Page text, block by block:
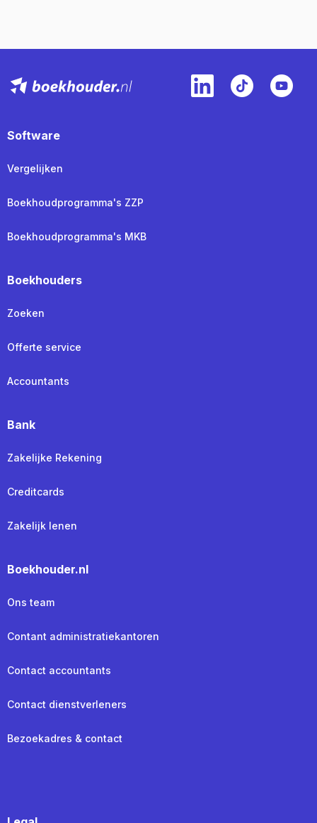
Software
Vergelijken
Boekhoudprogramma's ZZP
Boekhoudprogramma's MKB
Boekhouders
Zoeken
Offerte service
Accountants
Bank
Zakelijke Rekening
Creditcards
Zakelijk lenen
Boekhouder.nl
Ons team
Contant administratiekantoren
Contact accountants
Contact dienstverleners
Bezoekadres & contact